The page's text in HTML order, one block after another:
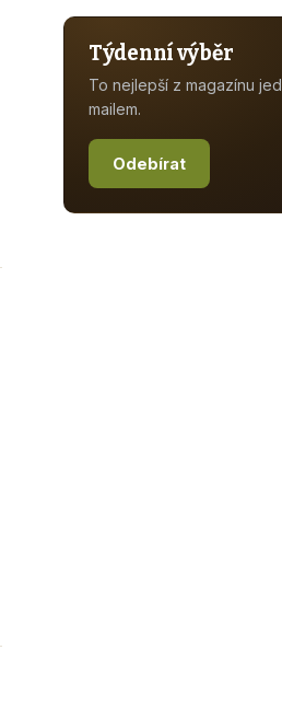
Týdenní výběr
To nejlepší z magazínu
mailem.
Odebírat